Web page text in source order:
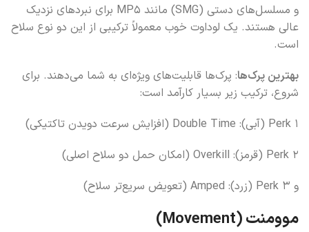
و مسلسل‌های دستی (SMG) مانند MP5 برای نبردهای نزدیک
عالی هستند. یک لوداوت خوب معمولاً ترکیبی از این دو نوع سلاح
است.
بهترین پرک‌ها: پرک‌ها قابلیت‌های ویژه‌ای به شما می‌دهند. برای
شروع، ترکیب زیر بسیار کارآمد است:
Perk 1 (آبی): Double Time (افزایش سرعت دویدن تاکتیکی)
Perk 2 (قرمز): Overkill (امکان حمل دو سلاح اصلی)
و Perk 3 (زرد): Amped (تعویض سریع‌تر سلاح)
موومنت (Movement)